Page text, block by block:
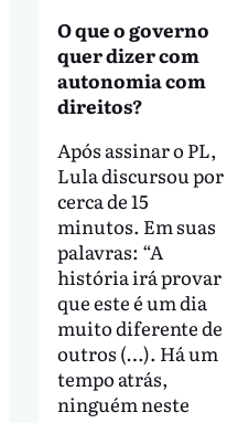
O que o governo
quer dizer com
autonomia com
direitos?
Após assinar o PL,
Lula discursou por
cerca de 15
minutos. Em suas
palavras: “A
história irá provar
que este é um dia
muito diferente de
outros (…). Há um
tempo atrás,
ninguém neste